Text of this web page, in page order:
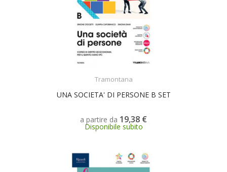
Tramontana
UNA SOCIETA' DI PERSONE B SET
a partire da 19,38 €
Disponibile subito